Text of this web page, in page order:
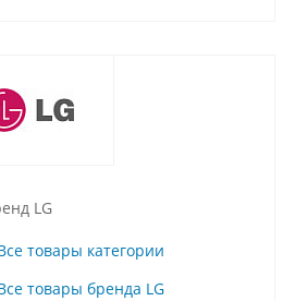
LG
товары категории
товары бренда LG